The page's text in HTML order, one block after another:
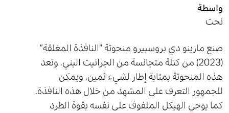
واسطة
نحت
صنع مارينو دي بروسبيرو منحوتة “النافذة المغلقة”
(2023) من كتلة متجانسة من الجرانيت البني. وتعد
هذه المنحوتة بمثابة إطار لشيء ثمين، ويمكن
للجمهور التعرف على المشهد من خلال هذه النافذة.
كما يوحي الهيكل الملفوف على نفسه بقوة الطرد